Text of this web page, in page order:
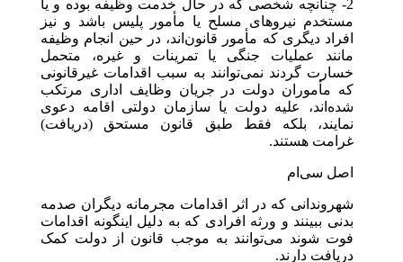
2- چنانچه شخصی که در حال خدمت وظیفه بوده و یا
مستخدم نیروهای مسلح یا مأمور پلیس باشد و نیز
افراد دیگری که مأمور قانون‌اند، در حین انجام وظیفه
مانند عملیات جنگی یا تمرینات و غیره، متحمل
خسارت گردند نمی‌توانند به سبب اقدامات غیرقانونی
که مأموران دولت در جریان وظایف اداری مرتکب
شده‌اند، علیه دولت یا سازمان دولتی اقامه دعوی
نمایند، بلکه فقط طبق قانون مستحق (دریافت)
غرامت هستند.
اصل سی‌ام
شهروندانی که در اثر اقدامات مجرمانه دیگران صدمه
بدنی ببینند و ورثه افرادی که به دلیل اینگونه اقدامات
فوت شوند می‌توانند به موجب قانون از دولت کمک
دریافت دارند.